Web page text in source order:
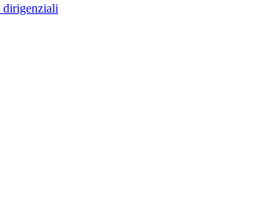
dirigenziali